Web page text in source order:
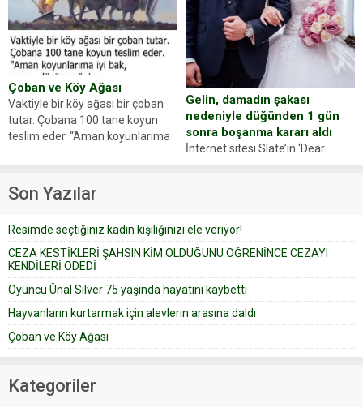
ajansı duyurdu. Renda Güner,
sosyal medya hesabında “Usta
Oyuncumuz ve çok değerli
dostumuz...
Zeki Demir (66) ölümden döndü.
Yüzünde ve ellerinde yanıklar
oluşan Demir, kâbus dolu anları
anlattı… Merkeze bağlı...
Çoban ve Köy Ağası
Vaktiyle bir köy ağası bir çoban
tutar. Çobana 100 tane koyun
teslim eder. “Aman koyunlarıma
Çoban koyunları alır gider. Aylar...
Gelin, damadın şakası
nedeniyle düğünden 1 gün
sonra boşanma kararı aldı
İnternet sitesi Slate’in ‘Dear
Prudence’ isimli tavsiye köşesine
yapıştırdığı için düğünden...
Son Yazılar
Resimde seçtiğiniz kadın kişiliğinizi ele veriyor!
CEZA KESTİKLERİ ŞAHSIN KİM OLDUĞUNU ÖĞRENİNCE CEZAYI
KENDİLERİ ÖDEDİ
Oyuncu Ünal Silver 75 yaşında hayatını kaybetti
Hayvanların kurtarmak için alevlerin arasına daldı
Çoban ve Köy Ağası
Kategoriler